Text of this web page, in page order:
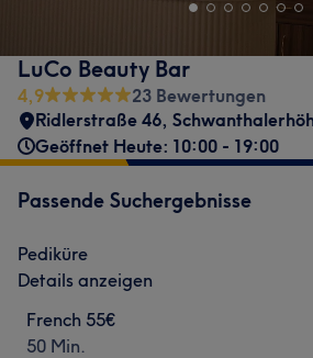
LuCo Beauty Bar
4,9
23 Bewertungen
Ridlerstraße 46,
Geöffnet Heute: 10:00 - 19:00
Passende Suchergebnisse
Pediküre
Details anzeigen
French 55€
50 Min.